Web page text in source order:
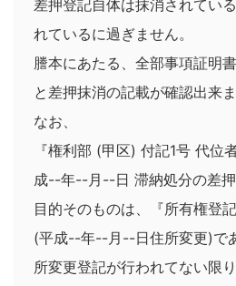
差押登記自体は抹消されてい
れているに過ぎません。
謄本にあたる、全部事項証明
と差押抹消の記載が確認出来ま
なお、
『権利部 (甲区) 付記1号 代
成--年--月--日 滞納処分の差押
目的そのものは、『所有権登
(平成--年--月--日住所変更)で
所変更登記が行われてない限